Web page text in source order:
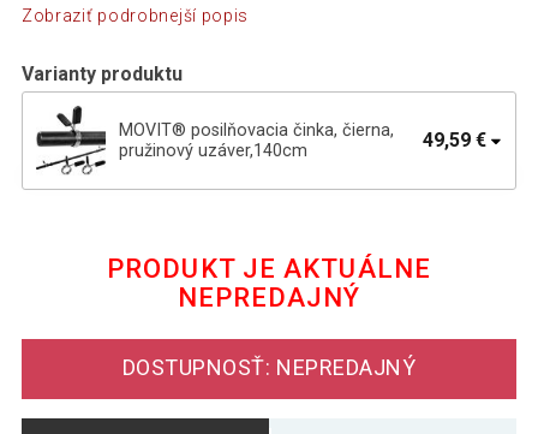
Zobraziť podrobnejší popis
Varianty produktu
MOVIT® posilňovacia činka, čierna,
pružinový uzáver,140cm
49,59 €
MOVIT® 180 cm posilňovacia tyč,
MOVIT® 200 cm posilňovacia tyč,
čierna, pružinový uzáver
PRODUKT JE AKTUÁLNE
NEPREDAJNÝ
DOSTUPNOSŤ: NEPREDAJNÝ